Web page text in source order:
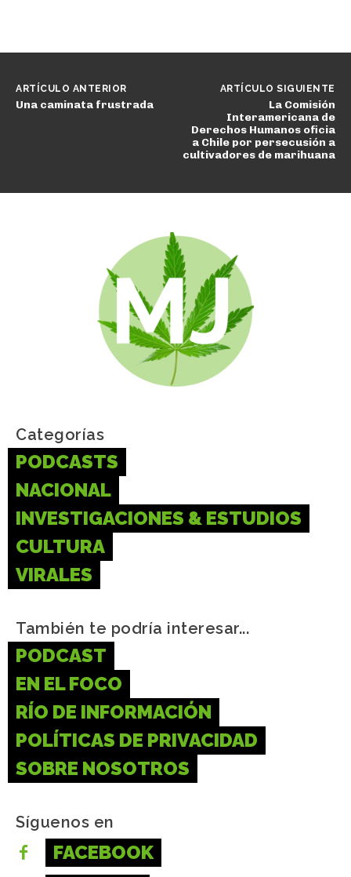
ARTÍCULO ANTERIOR
Una caminata frustrada
ARTÍCULO SIGUIENTE
La Comisión
Interamericana de
Derechos Humanos oficia
a Chile por persecusión a
cultivadores de marihuana
Categorías
PODCASTS
NACIONAL
INVESTIGACIONES & ESTUDIOS
CULTURA
VIRALES
También te podría interesar...
PODCAST
EN EL FOCO
RÍO DE INFORMACIÓN
POLÍTICAS DE PRIVACIDAD
SOBRE NOSOTROS
Síguenos en
FACEBOOK